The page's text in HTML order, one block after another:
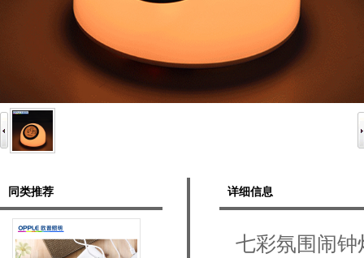
同类推荐 详细信息
七彩氛围闹钟